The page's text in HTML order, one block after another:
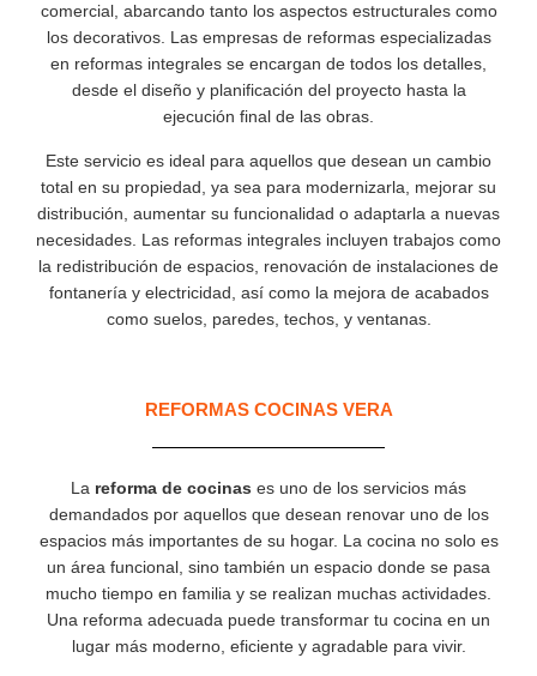
comercial, abarcando tanto los aspectos estructurales como
los decorativos. Las empresas de reformas especializadas
en reformas integrales se encargan de todos los detalles,
desde el diseño y planificación del proyecto hasta la
ejecución final de las obras.
Este servicio es ideal para aquellos que desean un cambio
total en su propiedad, ya sea para modernizarla, mejorar su
distribución, aumentar su funcionalidad o adaptarla a nuevas
necesidades. Las reformas integrales incluyen trabajos como
la redistribución de espacios, renovación de instalaciones de
fontanería y electricidad, así como la mejora de acabados
como suelos, paredes, techos, y ventanas.
REFORMAS COCINAS VERA
La reforma de cocinas es uno de los servicios más
demandados por aquellos que desean renovar uno de los
espacios más importantes de su hogar. La cocina no solo es
un área funcional, sino también un espacio donde se pasa
mucho tiempo en familia y se realizan muchas actividades.
Una reforma adecuada puede transformar tu cocina en un
lugar más moderno, eficiente y agradable para vivir.